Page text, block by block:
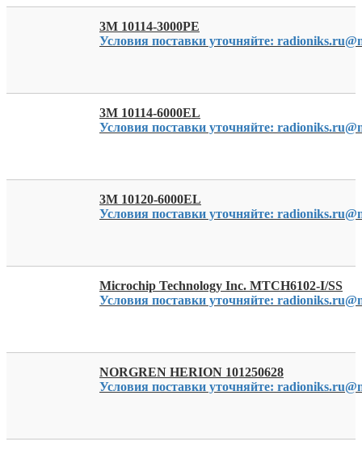
3M 10114-3000PE
Условия поставки уточняйте:
3M 10114-6000EL
Условия поставки уточняйте:
3M 10120-6000EL
Условия поставки уточняйте:
Microchip Technology Inc. MTCH6102-I/SS
Условия поставки уточняйте:
NORGREN HERION 101250628
Условия поставки уточняйте: